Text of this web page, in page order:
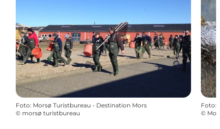
Foto: Morsø Turistbureau - Destination Mors
© morsø turistbureau
Foto:
©